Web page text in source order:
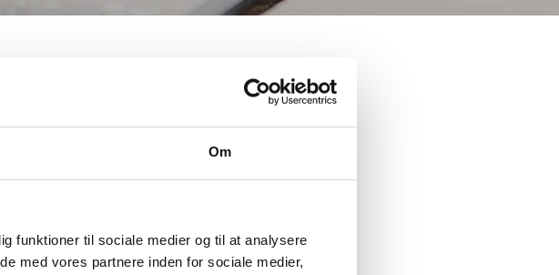
Om
funktioner til sociale medier og til at analysere
med vores partnere inden for sociale medier,